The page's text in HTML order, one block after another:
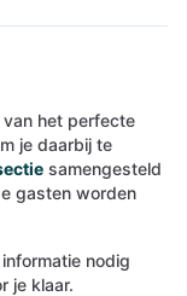
het perfecte
je daarbij te
samengesteld
gasten worden
nodig
je klaar.